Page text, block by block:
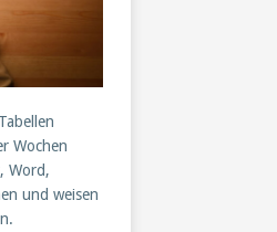
Wochen
Word,
und weisen